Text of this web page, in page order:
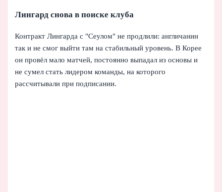
Лингард снова в поиске клуба
Контракт Лингарда с "Сеулом" не продлили: англичанин
так и не смог выйти там на стабильный уровень. В Корее
он провёл мало матчей, постоянно выпадал из основы и
не сумел стать лидером команды, на которого
рассчитывали при подписании.